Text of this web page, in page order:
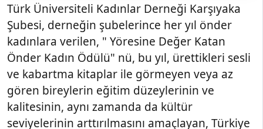
Türk Üniversiteli Kadınlar Derneği Karşıyaka
Şubesi, derneğin şubelerince her yıl önder
kadınlara verilen, " Yöresine Değer Katan
Önder Kadın Ödülü" nü, bu yıl, ürettikleri sesli
ve kabartma kitaplar ile görmeyen veya az
gören bireylerin eğitim düzeylerinin ve
kalitesinin, aynı zamanda da kültür
seviyelerinin arttırılmasını amaçlayan, Türkiye